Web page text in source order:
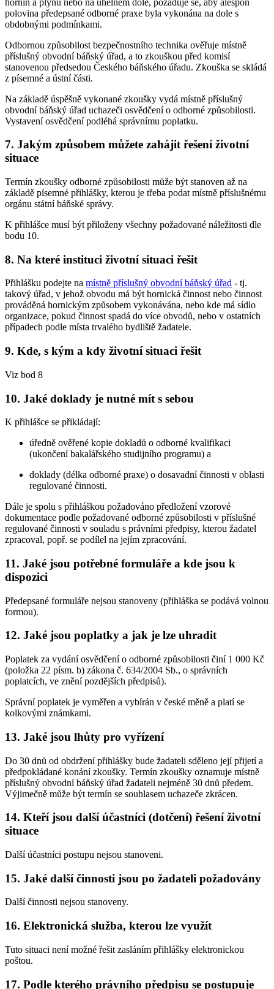
polovina předepsané odborné praxe byla vykonána na dole s
obdobnými podmínkami.
Odbornou způsobilost bezpečnostního technika ověřuje místně
příslušný obvodní báňský úřad, a to zkouškou před komisí
stanovenou předsedou Českého báňského úřadu. Zkouška se skládá
z písemné a ústní části.
Na základě úspěšně vykonané zkoušky vydá místně příslušný
obvodní báňský úřad uchazeči osvědčení o odborné způsobilosti.
Vystavení osvědčení podléhá správnímu poplatku.
7. Jakým způsobem můžete zahájit řešení životní
situace
Termín zkoušky odborné způsobilosti může být stanoven až na
základě písemné přihlášky, kterou je třeba podat místně příslušnému
orgánu státní báňské správy.
K přihlášce musí být přiloženy všechny požadované náležitosti dle
bodu 10.
8. Na které instituci životní situaci řešit
Přihlášku podejte na místně příslušný obvodní báňský úřad - tj.
takový úřad, v jehož obvodu má být hornická činnost nebo činnost
prováděná hornickým způsobem vykonávána, nebo kde má sídlo
organizace, pokud činnost spadá do více obvodů, nebo v ostatních
případech podle místa trvalého bydliště žadatele.
9. Kde, s kým a kdy životní situaci řešit
Viz bod 8
10. Jaké doklady je nutné mít s sebou
K přihlášce se přikládají:
úředně ověřené kopie dokladů o odborné kvalifikaci
(ukončení bakalářského studijního programu) a
doklady (délka odborné praxe) o dosavadní činnosti v oblasti
regulované činnosti.
Dále je spolu s přihláškou požadováno předložení vzorové
dokumentace podle požadované odborné způsobilosti v příslušné
regulované činnosti v souladu s právními předpisy, kterou žadatel
zpracoval, popř. se podílel na jejím zpracování.
11. Jaké jsou potřebné formuláře a kde jsou k
dispozici
Předepsané formuláře nejsou stanoveny (přihláška se podává volnou
formou).
12. Jaké jsou poplatky a jak je lze uhradit
Poplatek za vydání osvědčení o odborné způsobilosti činí 1 000 Kč
(položka 22 písm. b) zákona č. 634/2004 Sb., o správních
poplatcích, ve znění pozdějších předpisů).
Správní poplatek je vyměřen a vybírán v české měně a platí se
kolkovými známkami.
13. Jaké jsou lhůty pro vyřízení
Do 30 dnů od obdržení přihlášky bude žadateli sděleno její přijetí a
předpokládané konání zkoušky. Termín zkoušky oznamuje místně
příslušný obvodní báňský úřad žadateli nejméně 30 dnů předem.
Výjimečně může být termín se souhlasem uchazeče zkrácen.
14. Kteří jsou další účastníci (dotčení) řešení životní
situace
Další účastníci postupu nejsou stanoveni.
15. Jaké další činnosti jsou po žadateli požadovány
Další činnosti nejsou stanoveny.
16. Elektronická služba, kterou lze využít
Tuto situaci není možné řešit zasláním přihlášky elektronickou
poštou.
17. Podle kterého právního předpisu se postupuje